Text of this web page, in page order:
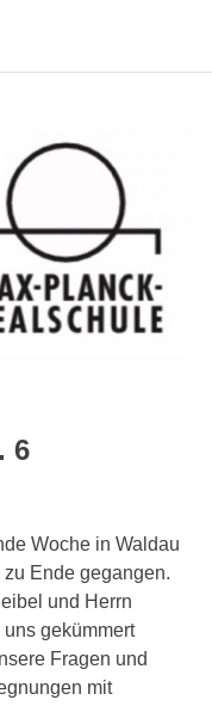
6
Woche in Waldau
Ende gegangen.
und Herrn
gekümmert
Fragen und
mit